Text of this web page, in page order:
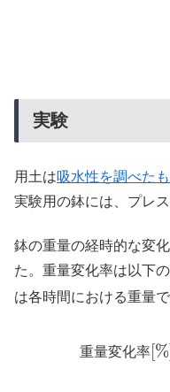
実験
用土は吸水性を調べた
実験用の鉢には、プレ
鉢の重量の経時的な変
た。重量変化率は以下
は各時間における重量
重量変化率